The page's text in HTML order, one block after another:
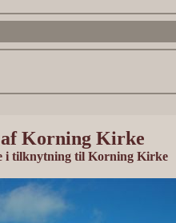
Korning Kirke
i tilknytning til Korning Kirke